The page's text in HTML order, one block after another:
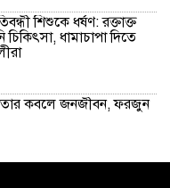
শিশুকে ধর্ষণ: রক্তাক্ত
ধামাচাপা দিতে
কবলে জনজীবন, ফরজুন